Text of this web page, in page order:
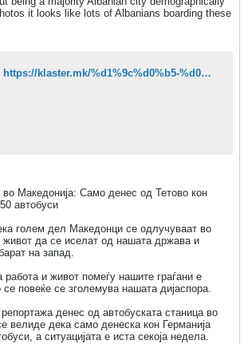
it looks like lots of Albanians boarding these
https://klaster.mk/%d1%9c%d0%b5-%d0%be%d1%81%d1%82%d0%b0%d0%bd%d0%b5-%d0%bb%d0%b8-%d0%bd%d0%b5%d0%ba%d0%be%d1%98-%d0%b2%d0%be-%d0%bc%d0%b0%d0%ba%d0%b5%d0%b4%d0%be%d0%bd%d0%b8%d1%98%d0%b0-%d1%81%d0%b0%d0%bc%d0%be-%d0%b4/?fbclid=IwAR0WCGgM8GzdLJ8RMEyy-sT4QMiSJQQ3k-EBKC1jAJHgMo7t8eD8HTSwOlY#
во Македонија: Само денес од Тетово кон
автобуси
голем дел Македонци се одлучуваат во
живот да се иселат од нашата држава и
на запад.
и живот помеѓу нашите граѓани е
се повеќе се зголемува нашата дијаспора.
денес од автобуската станица во
велиде дека само денеска кон Германија
а ситуацијата е иста секоја недела.